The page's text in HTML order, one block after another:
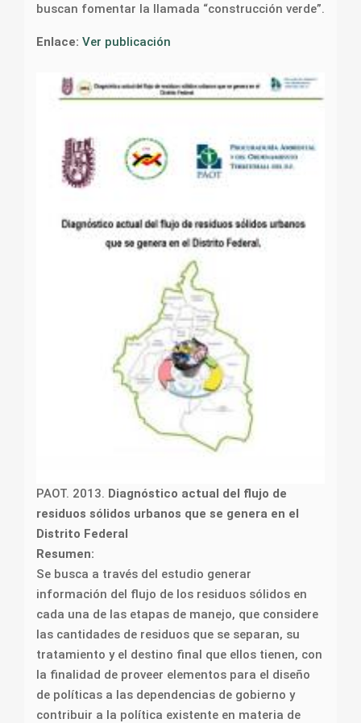
buscan fomentar la llamada “construcción verde”.
Enlace: Ver publicación
PAOT. 2013. Diagnóstico actual del flujo de
residuos sólidos urbanos que se genera en el
Distrito Federal
Resumen:
Se busca a través del estudio generar
información del flujo de los residuos sólidos en
cada una de las etapas de manejo, que considere
las cantidades de residuos que se separan, su
tratamiento y el destino final que ellos tienen, con
la finalidad de proveer elementos para el diseño
de políticas a las dependencias de gobierno y
contribuir a la política existente en materia de